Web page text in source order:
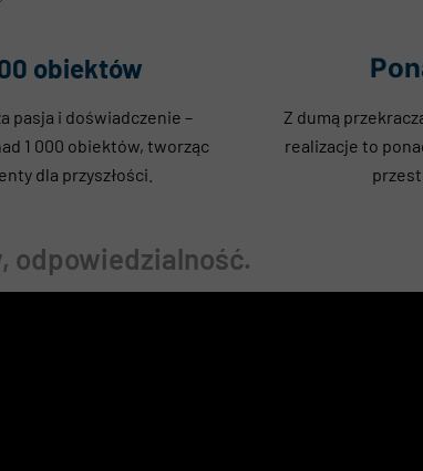
pasja i doświadczenie –
1 000 obiektów, tworząc
dla przyszłości.
obiektów
Z dumą
realizacje to
odpowiedzialność.